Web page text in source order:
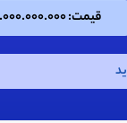
قیمت: 2.000.000.000 تومان